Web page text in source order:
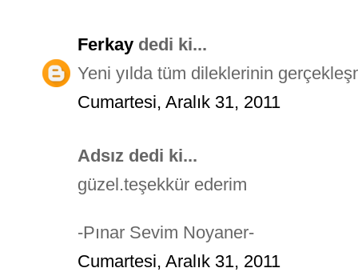
Ferkay dedi ki...
Yeni yılda tüm dileklerinin
Cumartesi, Aralık 31, 2011
Adsız dedi ki...
güzel.teşekkür ederim
-Pınar Sevim Noyaner-
Cumartesi, Aralık 31, 2011